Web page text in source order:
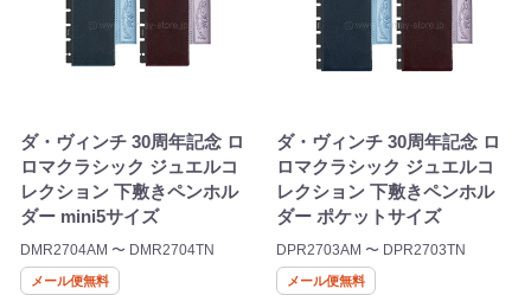
ダ・ヴィンチ 30周年記念 ロ
ロマクラシック ジュエルコ
レクション 下敷きペンホル
ダー mini5サイズ
DMR2704AM 〜 DMR2704TN
メール便無料
ダ・ヴィンチ 30周年記念 ロ
ロマクラシック ジュエルコ
レクション 下敷きペンホル
ダー ポケットサイズ
DPR2703AM 〜 DPR2703TN
メール便無料